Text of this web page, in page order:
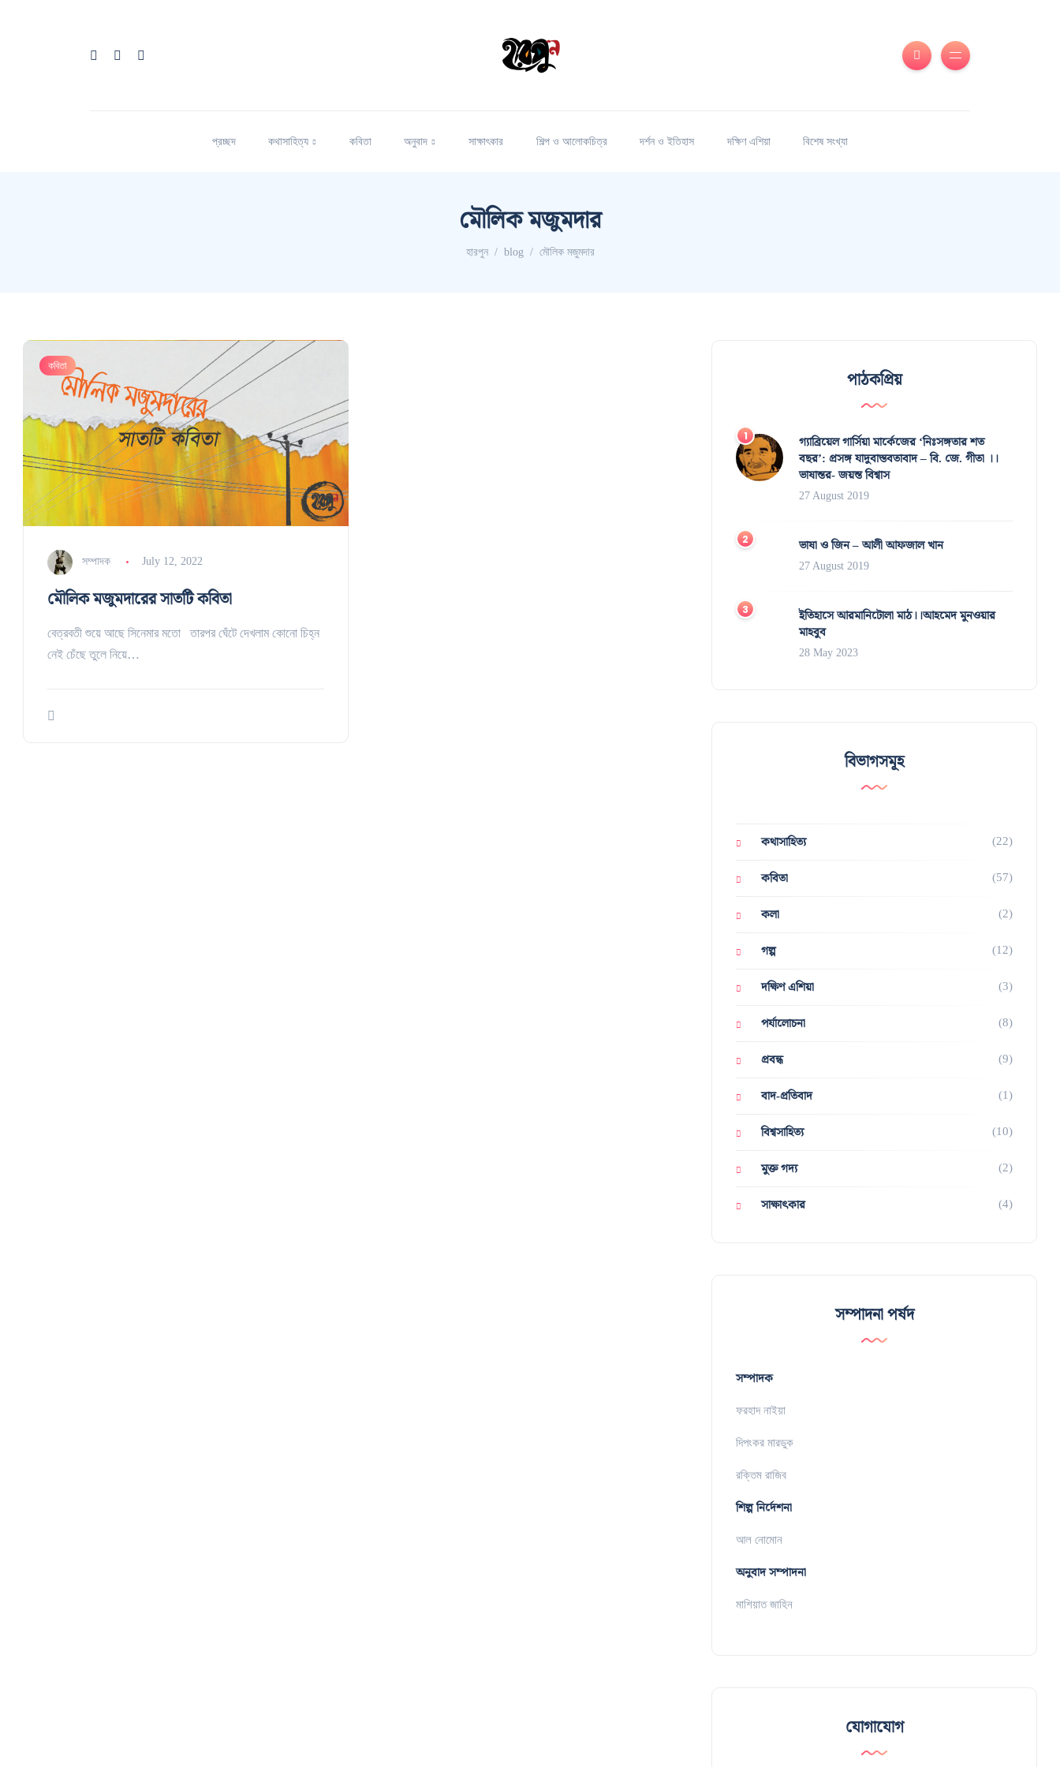
প্রচ্ছদ কথাসাহিত্য কবিতা অনুবাদ সাক্ষাৎকার শিল্প ও আলোকচিত্র দর্শন ও ইতিহাস দক্ষিণ এশিয়া বিশেষ সংখ্যা
মৌলিক মজুমদার
হারপুন blog মৌলিক মজুমদার
কবিতা
সম্পাদক July 12, 2022
মৌলিক মজুমদারের সাতটি কবিতা
বেত্রবতী শুয়ে আছে সিনেমার মতো তারপর ঘেঁটে দেখলাম কোনো চিহ্ন
নেই চেঁছে তুলে নিয়ে…
পাঠকপ্রিয়
গ্যাব্রিয়েল গার্সিয়া মার্কেজের ‘নিঃসঙ্গতার শত
বছর’: প্রসঙ্গ যাদুবাস্তবতাবাদ – বি. জে. গীতা ।।
ভাষান্তর- জয়ন্ত বিশ্বাস
27 August 2019
ভাষা ও জিন – আলী আফজাল খান
27 August 2019
ইতিহাসে আরমানিটোলা মাঠ।।আহমেদ মুনওয়ার
মাহবুব
28 May 2023
বিভাগসমূহ
কথাসাহিত্য (22)
কবিতা (57)
কলা (2)
গল্প (12)
দক্ষিণ এশিয়া (3)
পর্যালোচনা (8)
প্রবন্ধ (9)
বাদ-প্রতিবাদ (1)
বিশ্বসাহিত্য (10)
মুক্ত গদ্য (2)
সাক্ষাৎকার (4)
সম্পাদনা পর্ষদ
সম্পাদক
ফরহাদ নাইয়া
দিপংকর মারডুক
রক্তিম রাজিব
শিল্প নির্দেশনা
আল নোমোন
অনুবাদ সম্পাদনা
মাশিয়াত জাহিন
যোগাযোগ